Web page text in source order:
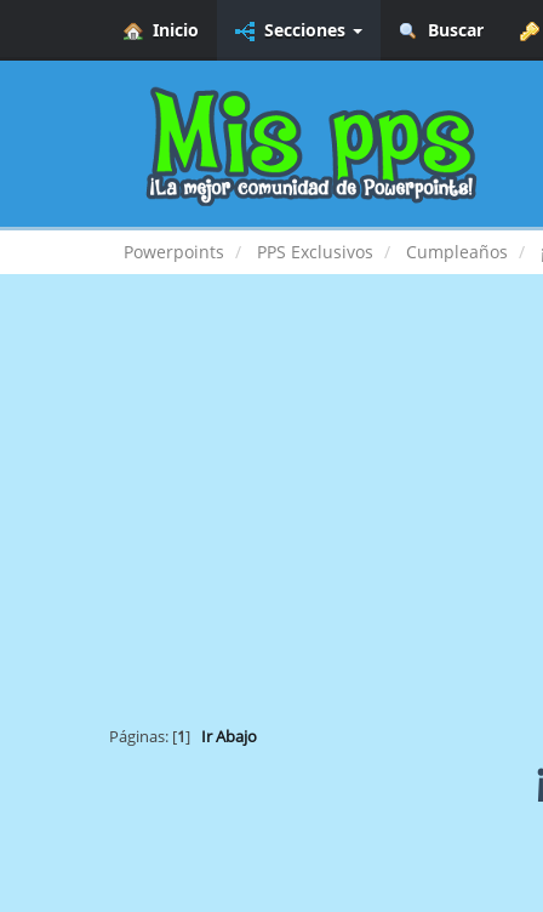
Inicio Secciones Buscar
Powerpoints PPS Exclusivos Cumpleaños
Páginas: [1] Ir Abajo